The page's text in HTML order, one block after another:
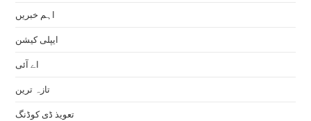
اہم خبریں
ایپلی کیشن
اے آئی
تازہ ترین
تعویذ ڈی کوڈنگ